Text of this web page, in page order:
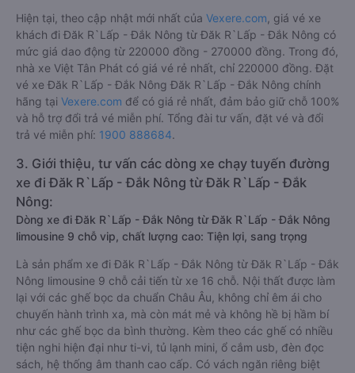
Hiện tại, theo cập nhật mới nhất của Vexere.com , giá vé xe
khách đi Đăk R`Lấp - Đắk Nông từ Đăk R`Lấp - Đắk Nông có
mức giá dao động từ 220000 đồng - 270000 đồng. Trong đó,
nhà xe Việt Tân Phát có giá vé rẻ nhất, chỉ 220000 đồng. Đặt
vé xe Đăk R`Lấp - Đắk Nông Đăk R`Lấp - Đắk Nông chính
hãng tại Vexere.com để có giá rẻ nhất, đảm bảo giữ chỗ 100%
và hỗ trợ đổi trả vé miễn phí. Tổng đài tư vấn, đặt vé và đổi
trả vé miễn phí: 1900 888684.
3. Giới thiệu, tư vấn các dòng xe chạy tuyến đường
xe đi Đăk R`Lấp - Đắk Nông từ Đăk R`Lấp - Đắk
Nông:
Dòng xe đi Đăk R`Lấp - Đắk Nông từ Đăk R`Lấp - Đắk Nông
limousine 9 chỗ vip, chất lượng cao: Tiện lợi, sang trọng
Là sản phẩm xe đi Đăk R`Lấp - Đắk Nông từ Đăk R`Lấp - Đắk
Nông limousine 9 chỗ cải tiến từ xe 16 chỗ. Nội thất được làm
lại với các ghế bọc da chuẩn Châu Âu, không chỉ êm ái cho
chuyến hành trình xa, mà còn mát mẻ và không hề bị hầm bí
như các ghế bọc da bình thường. Kèm theo các ghế có nhiều
tiện nghi hiện đại như ti-vi, tủ lạnh mini, ổ cắm usb, đèn đọc
sách, hệ thống âm thanh cao cấp. Có vách ngăn riêng biệt